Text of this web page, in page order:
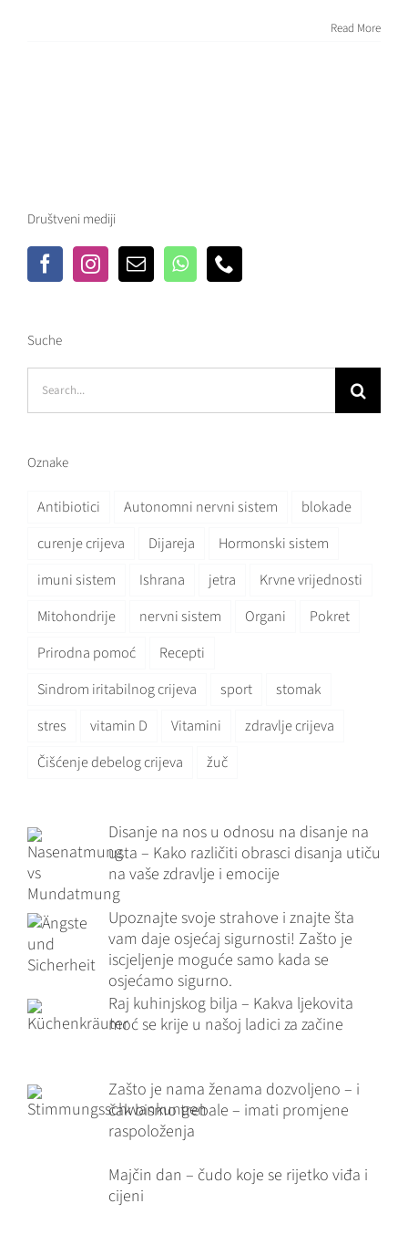
Read More
Društveni mediji
Suche
for:
Oznake
Antibiotici Autonomni nervni sistem
blokade
curenje crijeva
Dijareja
Hormonski sistem
imuni sistem
Ishrana jetra
Krvne vrijednosti
Mitohondrije
nervni sistem Organi
Pokret
Prirodna pomoć
Recepti
Sindrom iritabilnog crijeva
sport
stomak
stres
vitamin D Vitamini
zdravlje crijeva
Čišćenje debelog crijeva
žuč
Disanje na nos u odnosu na disanje na
usta – Kako različiti obrasci disanja utiču
na vaše zdravlje i emocije
Upoznajte svoje strahove i znajte šta
vam daje osjećaj sigurnosti! Zašto je
iscjeljenje moguće samo kada se
osjećamo sigurno.
Raj kuhinjskog bilja – Kakva ljekovita
moć se krije u našoj ladici za začine
Zašto je nama ženama dozvoljeno – i
čak bismo trebale – imati promjene
raspoloženja
Majčin dan – čudo koje se rijetko viđa i
cijeni